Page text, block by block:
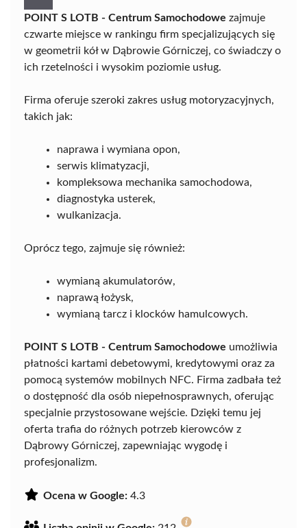
POINT S LOTB - Centrum Samochodowe zajmuje
czwarte miejsce w rankingu firm specjalizujących się
w geometrii kół w Dąbrowie Górniczej, co świadczy o
ich rzetelności i wysokim poziomie usług.
Firma oferuje szeroki zakres usług motoryzacyjnych,
takich jak:
naprawa i wymiana opon,
serwis klimatyzacji,
kompleksowa mechanika samochodowa,
diagnostyka usterek,
wulkanizacja.
Oprócz tego, zajmuje się również:
wymianą akumulatorów,
naprawą łożysk,
wymianą tarcz i klocków hamulcowych.
POINT S LOTB - Centrum Samochodowe umożliwia
płatności kartami debetowymi, kredytowymi oraz za
pomocą systemów mobilnych NFC. Firma zadbała też
o dostępność dla osób niepełnosprawnych, oferując
specjalnie przystosowane wejście. Dzięki temu jej
oferta trafia do różnych potrzeb kierowców z
Dąbrowy Górniczej, zapewniając wygodę i
profesjonalizm.
Ocena w Google: 4.3